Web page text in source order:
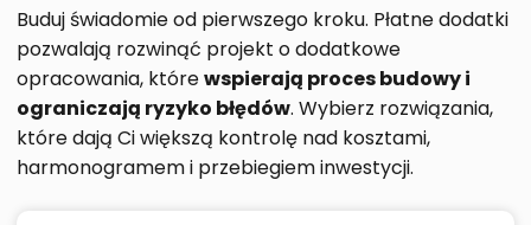
Buduj świadomie od pierwszego kroku. Płatne dodatki
pozwalają rozwinąć projekt o dodatkowe
opracowania, którewspierają proces budowy i
ograniczają ryzyko błędów. Wybierz rozwiązania,
które dają Ci większą kontrolę nad kosztami,
harmonogramem i przebiegiem inwestycji.